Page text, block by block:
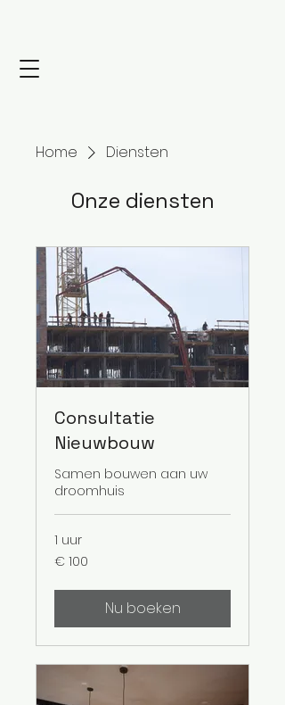
Home Diensten
Onze diensten
Consultatie
Nieuwbouw
Samen bouwen aan uw
droomhuis
1 uur
100
euro
€ 100
Nu boeken